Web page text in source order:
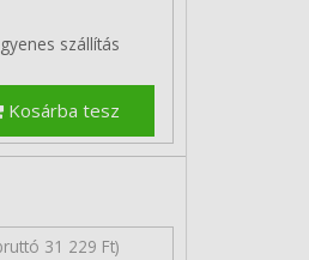
szállítás
Kosárba tesz
31 229 Ft)